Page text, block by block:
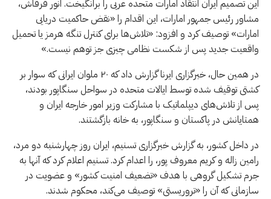
این تصمیم ایران انتقاد امارات متحده عربی را برانگیخت. انور قرقاش،
مشاور رئیس جمهور امارات، این اقدام را «نقض حاکمیت دریایی
امارات» توصیف کرد و افزود: «تلاش‌ها برای کنترل تنگه هرمز یا تحمیل
واقعیت جدید پس از شکست نظامی چیزی جز توهم نیست.»
در همین حال، خبرگزاری ایرنا گزارش داد که ۲۰ ملوان ایرانی که سوار بر
کشتی توقیف شده توسط ایالات متحده در سواحل سنگاپور بودند،
پس از تلاش‌های دیپلماتیک با مشارکت وزیر امور خارجه ایران و
همتایانش در پاکستان و سنگاپور، به خانه بازگشتند.
در داخل کشور، به گزارش خبرگزاری تسنیم، ایران روز چهارشنبه دو مرد،
رامین زاله و کریم معروف پور، را اعدام کرد. تسنیم اعلام کرد که آنها به
جرم تشکیل گروهی با هدف «تضعیف امنیت کشور» و عضویت در
سازمانی که آن را «تروریستی» توصیف می‌کند، محکوم شدند.